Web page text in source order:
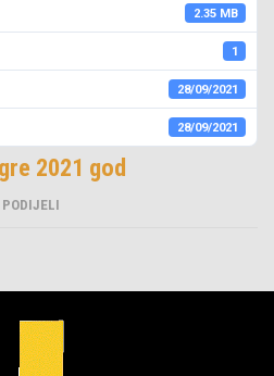
2.35 MB
1
28/09/2021
28/09/2021
2021 god
PODIJELI